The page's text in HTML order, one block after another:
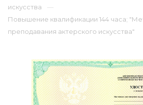
искусства
Повышение квалификации 144 часа;
преподавания актерского искусства"